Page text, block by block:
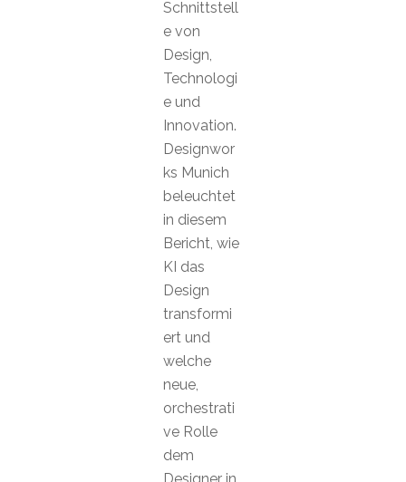
Schnittstell
e von
Design,
Technologi
e und
Innovation.
Designwor
ks Munich
beleuchtet
in diesem
Bericht, wie
KI das
Design
transformi
ert und
welche
neue,
orchestrati
ve Rolle
dem
Designer in